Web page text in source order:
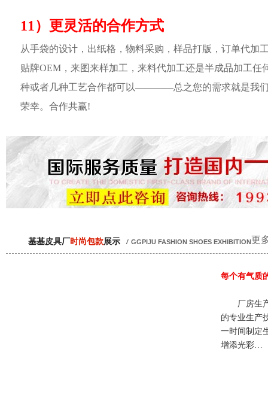
11）更灵活的合作方式
从手袋的设计，出纸格，物料采购，样品打版，订单代加
贴牌OEM，来图来样加工，来料代加工还是半成品加工任
种或者几种工艺合作都可以————总之您的需求就是我
荣幸。合作共赢!
更
基基皮具厂时尚包款展示 / GGPIJU FASHION SHOES EXHIBITION
每个有气质
厂房生
的专业生产
一时间制定
增添光彩…